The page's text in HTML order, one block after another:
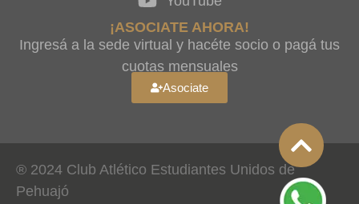
¡ASOCIATE AHORA!
Ingresá a la sede virtual y hacéte socio o pagá tus
cuotas mensuales
Asociate
® 2024 Club Atlético Estudiantes Unidos de
Pehuajó